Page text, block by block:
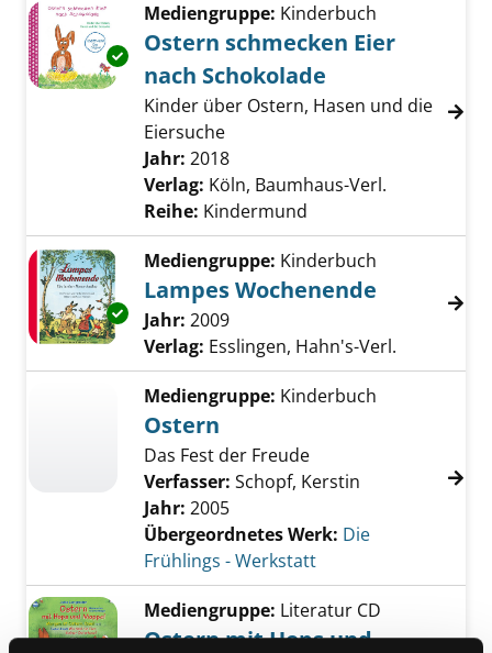
Exemplar-Details von Ostern schmecken
Mediengruppe: Kinderbuch
Ostern schmecken Eier
nach Schokolade
Kinder über Ostern, Hasen und die
Eiersuche
Suche nach diesem Verfasser
Jahr: 2018
Verlag: Köln, Baumhaus-Verl.
Reihe: Kindermund
Exemplar-Details von Lampes Wochenende
Mediengruppe: Kinderbuch
Lampes Wochenende
Suche nach diesem Verfasser
Jahr: 2009
Verlag: Esslingen, Hahn's-Verl.
Mediengruppe: Kinderbuch
Ostern
Das Fest der Freude
Verfasser: Schopf, Kerstin
Jahr: 2005
Übergeordnetes Werk: Die
Frühlings - Werkstatt
Mediengruppe: Literatur CD
Ostern mit Hops und